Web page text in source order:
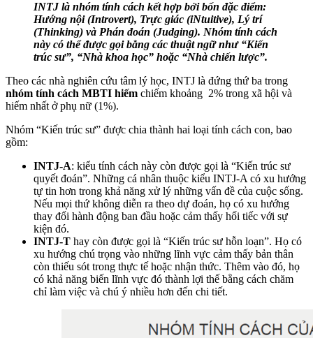
INTJ là nhóm tính cách kết hợp bởi bốn đặc điểm:
Hướng nội (Introvert), Trực giác (iNtuitive), Lý trí
(Thinking) và Phán đoán (Judging). Nhóm tính cách
này có thể được gọi bằng các thuật ngữ như “Kiến
trúc sư”, “Nhà khoa học” hoặc “Nhà chiến lược”.
Theo các nhà nghiên cứu tâm lý học, INTJ là đứng thứ ba trong
nhóm tính cách MBTI hiếm chiếm khoảng 2% trong xã hội và
hiếm nhất ở phụ nữ (1%).
Nhóm “Kiến trúc sư” được chia thành hai loại tính cách con, bao
gồm:
INTJ-A: kiểu tính cách này còn được gọi là “Kiến trúc sư
quyết đoán”. Những cá nhân thuộc kiểu INTJ-A có xu hướng
tự tin hơn trong khả năng xử lý những vấn đề của cuộc sống.
Nếu mọi thứ không diễn ra theo dự đoán, họ có xu hướng
thay đổi hành động ban đầu hoặc cảm thấy hối tiếc với sự
kiện đó.
INTJ-T hay còn được gọi là “Kiến trúc sư hỗn loạn”. Họ có
xu hướng chú trọng vào những lĩnh vực cảm thấy bản thân
còn thiếu sót trong thực tế hoặc nhận thức. Thêm vào đó, họ
có khả năng biến lĩnh vực đó thành lợi thế bằng cách chăm
chỉ làm việc và chú ý nhiều hơn đến chi tiết.